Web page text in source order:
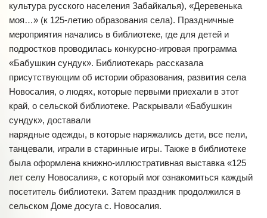
культура русского населения Забайкалья), «Деревенька
моя…» (к 125-летию образования села). Праздничные
мероприятия начались в библиотеке, где для детей и
подростков проводилась конкурсно-игровая программа
«Бабушкин сундук». Библиотекарь рассказала
присутствующим об истории образования, развития села
Новосалия, о людях, которые первыми приехали в этот
край, о сельской библиотеке. Раскрывали «Бабушкин
сундук», доставали
нарядные одежды, в которые наряжались дети, все пели,
танцевали, играли в старинные игры. Также в библиотеке
была оформлена книжно-иллюстративная выставка «125
лет селу Новосалия», с который мог ознакомиться каждый
посетитель библиотеки. Затем праздник продолжился в
сельском Доме досуга с. Новосалия.